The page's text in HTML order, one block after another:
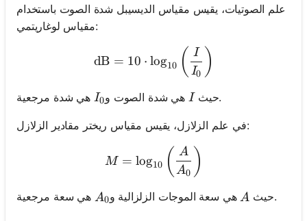
علم الصوتيات، يقيس مقياس الديسيبل شدة الصوت باستخدام
مقياس لوغاريتمي:
\text{dB} = 10 \cdot
dB = 10 ⋅ log10 ( I0
I )
حيثI
I هي شدة الصوت وI_0
I0 هي شدة مرجعية.
في علم الزلازل، يقيس مقياس ريختر مقادير الزلازل:
M =
M = log10 ( A0
A )
حيث A
A هي سعة الموجات الزلزالية وA_0
A0 هي سعة مرجعية.